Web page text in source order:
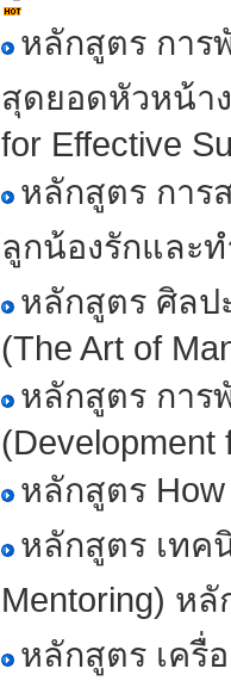
หลักสูตร การ
สุดยอดหัวหน้า
for Effective
หลักสูตร การ
ลูกน้องรักและ
หลักสูตร ศิลป
(The Art of
หลักสูตร กา
(Development
หลักสูตร How
หลักสูตร เทค
Mentoring) ห
หลักสูตร เครื่